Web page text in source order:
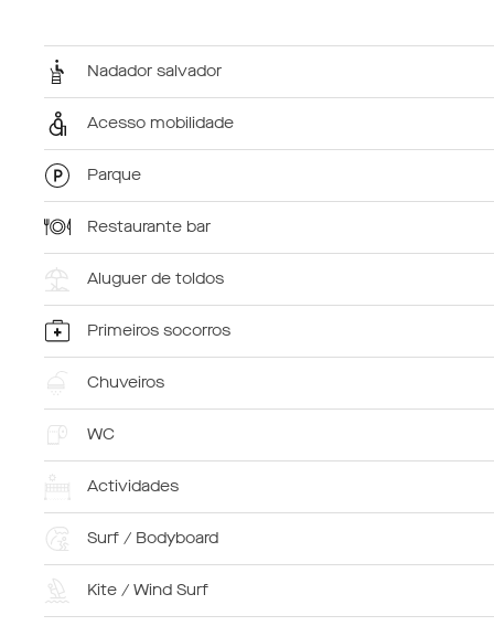
Nadador salvador
Acesso mobilidade
Parque
Restaurante bar
Aluguer de toldos
Primeiros socorros
Chuveiros
WC
Actividades
Surf / Bodyboard
Kite / Wind Surf